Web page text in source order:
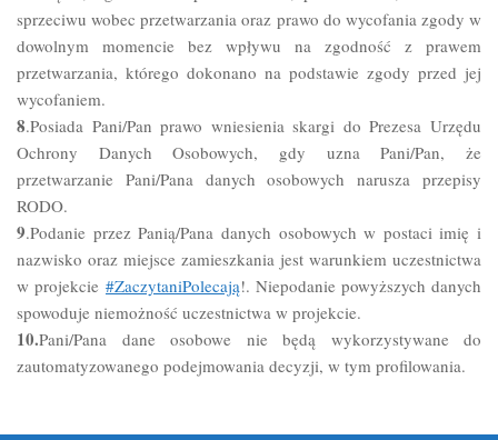
sprzeciwu wobec przetwarzania oraz prawo do wycofania zgody w
dowolnym momencie bez wpływu na zgodność z prawem
przetwarzania, którego dokonano na podstawie zgody przed jej
wycofaniem.
8.Posiada Pani/Pan prawo wniesienia skargi do Prezesa Urzędu
Ochrony Danych Osobowych, gdy uzna Pani/Pan, że
przetwarzanie Pani/Pana danych osobowych narusza przepisy
RODO.
9.Podanie przez Panią/Pana danych osobowych w postaci imię i
nazwisko oraz miejsce zamieszkania jest warunkiem uczestnictwa
w projekcie #ZaczytaniPolecają!. Niepodanie powyższych danych
spowoduje niemożność uczestnictwa w projekcie.
10.Pani/Pana dane osobowe nie będą wykorzystywane do
zautomatyzowanego podejmowania decyzji, w tym profilowania.